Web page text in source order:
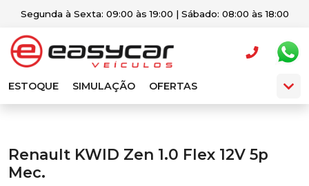
Segunda à Sexta: 09:00 às 19:00 | Sábado: 08:00 às 18:00
ESTOQUE SIMULAÇÃO OFERTAS
Renault KWID Zen 1.0 Flex 12V 5p
Mec.